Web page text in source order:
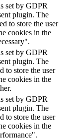
set by GDPR
plugin. The
to store the user
cookies in the
set by GDPR
plugin. The
to store the user
cookies in the
set by GDPR
plugin. The
to store the user
cookies in the